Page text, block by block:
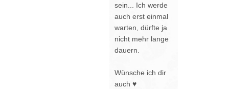
sein... Ich werde
auch erst einmal
warten, dürfte ja
nicht mehr lange
dauern.
Wünsche ich dir
auch ♥